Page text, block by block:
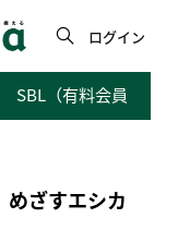
ログイン
SBL（有料会員向けサ
めざすエシカ